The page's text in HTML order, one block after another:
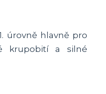
úrovně hlavně pro
krupobití a silné